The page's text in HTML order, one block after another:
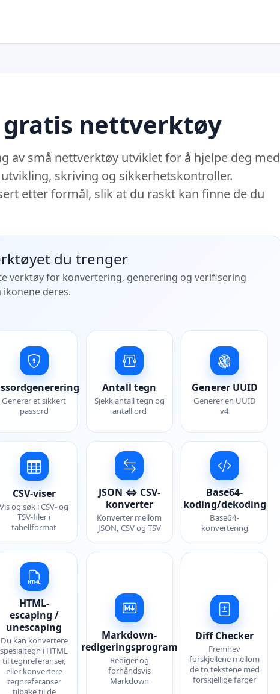
gratis nettverktøy
av små nettverktøy utviklet for å hjelpe deg med
skriving og sikkerhetskontroller.
etter formål, slik at du raskt kan finne de du
du trenger
verktøy for konvertering, generering og verifisering
deres.
Generer et sikkert
passord
Antall tegn
Sjekk antall tegn og
antall ord
Generer UUID
Generer en UUID
v4
CSV-viser
Vis og søk i CSV- og
TSV-filer i
tabellformat
JSON ⇔ CSV-
konverter
Konverter mellom
JSON, CSV og TSV
Base64-
koding/dekoding
Base64-
konvertering
HTML-
escaping /
unescaping
Du kan konvertere
spesialtegn i HTML
til tegnreferanser,
eller konvertere
tegnreferanser
tilbake til de
Markdown-
redigeringsprogram
Rediger og
forhåndsvis
Markdown
Diff Checker
Fremhev
forskjellene mellom
de to tekstene med
forskjellige farger